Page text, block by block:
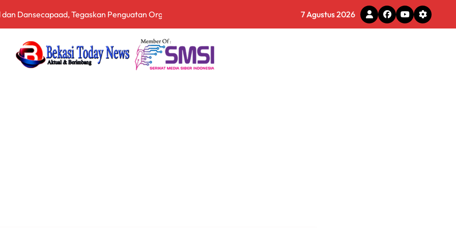
Perkuat Literasi Keuangan Digital bagi Insan Pers
Gabungan Pajak Kendaraan Bermotor di Babelan, Sekaligus Layani Penghapusan Denda PBB
7 Agustus 2026